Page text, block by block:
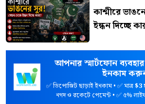
কাশ্মীরে
ইন্ধন দিচ্ছে
আপনার স্মার্টফোন
ইনকাম
✅ ডিপোজিট ছাড়াই ইনকাম • ✅ মাত্র$3
নগদ ও রকেটে পেমেন্ট • ✅ ৫%